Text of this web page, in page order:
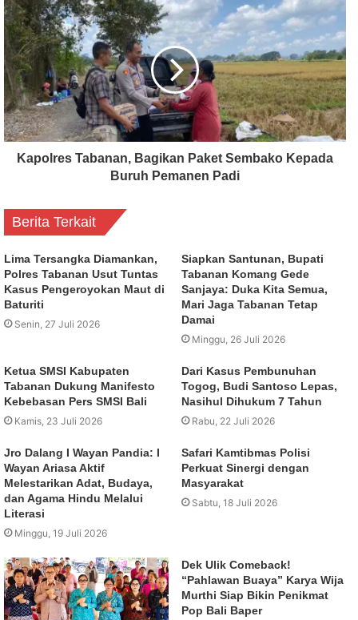
Kapolres Tabanan, Bagikan Paket Sembako Kepada
Buruh Pemanen Padi
Berita Terkait
Lima Tersangka Diamankan,
Polres Tabanan Usut Tuntas
Kasus Pengeroyokan Maut di
Baturiti
Senin, 27 Juli 2026
Siapkan Santunan, Bupati
Tabanan Komang Gede
Sanjaya: Duka Kita Semua,
Mari Jaga Tabanan Tetap
Damai
Minggu, 26 Juli 2026
Ketua SMSI Kabupaten
Tabanan Dukung Manifesto
Kebebasan Pers SMSI Bali
Kamis, 23 Juli 2026
Dari Kasus Pembunuhan
Togog, Budi Santoso Lepas,
Nasihul Dihukum 7 Tahun
Rabu, 22 Juli 2026
Jro Dalang I Wayan Pandia: I
Wayan Ariasa Aktif
Melestarikan Adat, Budaya,
dan Agama Hindu Melalui
Literasi
Minggu, 19 Juli 2026
Safari Kamtibmas Polisi
Perkuat Sinergi dengan
Masyarakat
Sabtu, 18 Juli 2026
Dek Ulik Comeback!
“Pahlawan Buaya” Karya Wija
Murthi Siap Bikin Penikmat
Pop Bali Baper